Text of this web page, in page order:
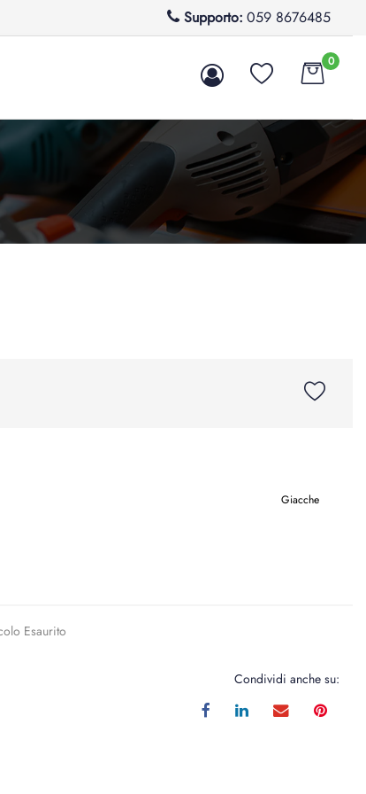
Supporto: 059 8676485
0
Giacche
Esaurito
Condividi anche su: